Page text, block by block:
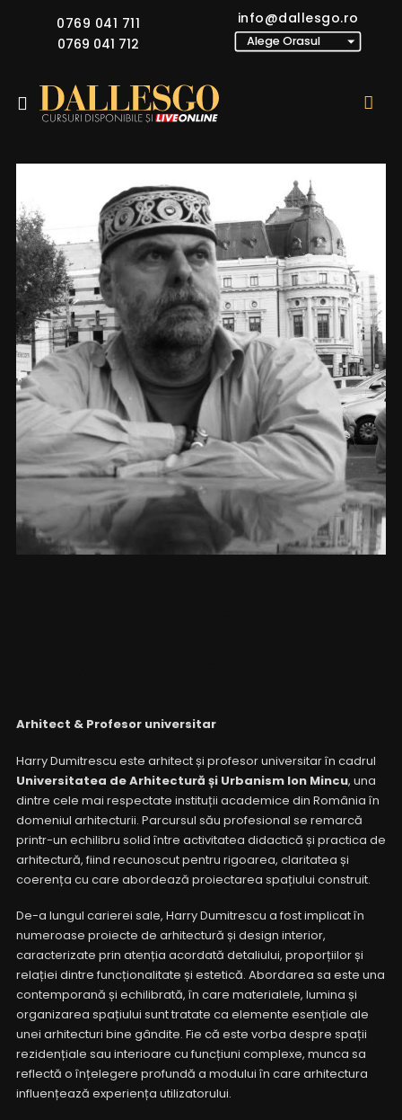
0769 041 711
0769 041 712
info@dallesgo.ro
Arhitect & Profesor universitar
Harry Dumitrescu este arhitect și profesor universitar în cadrul
Universitatea de Arhitectură și Urbanism Ion Mincu, una
dintre cele mai respectate instituții academice din România în
domeniul arhitecturii. Parcursul său profesional se remarcă
printr-un echilibru solid între activitatea didactică și practica de
arhitectură, fiind recunoscut pentru rigoarea, claritatea și
coerența cu care abordează proiectarea spațiului construit.
De-a lungul carierei sale, Harry Dumitrescu a fost implicat în
numeroase proiecte de arhitectură și design interior,
caracterizate prin atenția acordată detaliului, proporțiilor și
relației dintre funcționalitate și estetică. Abordarea sa este una
contemporană și echilibrată, în care materialele, lumina și
organizarea spațiului sunt tratate ca elemente esențiale ale
unei arhitecturi bine gândite. Fie că este vorba despre spații
rezidențiale sau interioare cu funcțiuni complexe, munca sa
reflectă o înțelegere profundă a modului în care arhitectura
influențează experiența utilizatorului.